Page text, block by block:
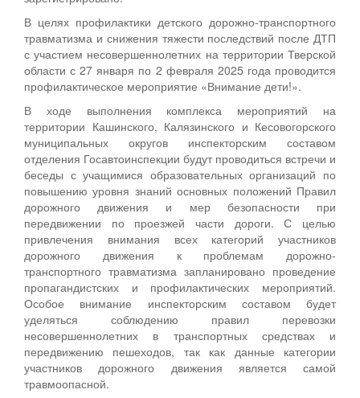
В целях профилактики детского дорожно-транспортного
травматизма и снижения тяжести последствий после ДТП
с участием несовершеннолетних на территории Тверской
области с 27 января по 2 февраля 2025 года проводится
профилактическое мероприятие «Внимание дети!».
В ходе выполнения комплекса мероприятий на
территории Кашинского, Калязинского и Кесовогорского
муниципальных округов инспекторским составом
отделения Госавтоинспекции будут проводиться встречи и
беседы с учащимися образовательных организаций по
повышению уровня знаний основных положений Правил
дорожного движения и мер безопасности при
передвижении по проезжей части дороги. С целью
привлечения внимания всех категорий участников
дорожного движения к проблемам дорожно-
транспортного травматизма запланировано проведение
пропагандистских и профилактических мероприятий.
Особое внимание инспекторским составом будет
уделяться соблюдению правил перевозки
несовершеннолетних в транспортных средствах и
передвижению пешеходов, так как данные категории
участников дорожного движения является самой
травмоопасной.